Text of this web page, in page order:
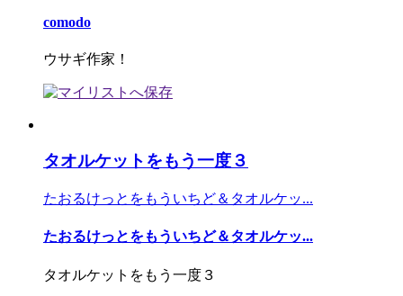
comodo
ウサギ作家！
タオルケットをもう一度３
たおるけっとをもういちど＆タオルケッ...
たおるけっとをもういちど＆タオルケッ...
タオルケットをもう一度３